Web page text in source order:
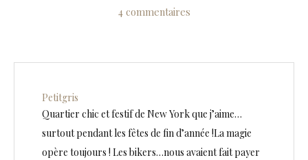
4 commentaires
Petitgris
Quartier chic et festif de New York que j’aime…
surtout pendant les fêtes de fin d’année !La magie
opère toujours ! Les bikers…nous avaient fait payer